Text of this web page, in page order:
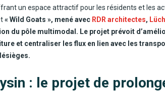
un espace attractif pour les résidents et les
« Wild Goats », mené avec RDR architectes,
du pôle multimodal. Le projet prévoit
et centraliser les flux en lien avec les
: le projet de